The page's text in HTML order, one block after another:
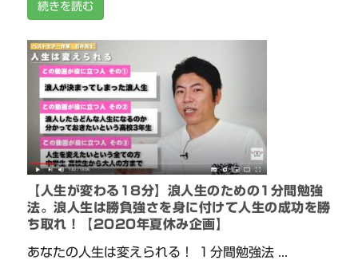
続きを読む
【人生が変わる18分】浪人生のための1分間勉強
法。浪人生は勝負強さを身に付けて人生の成功を勝
ち取れ！【2020年夏休み企画】
あなたの人生は変えられる！ １分間勉強法 ...